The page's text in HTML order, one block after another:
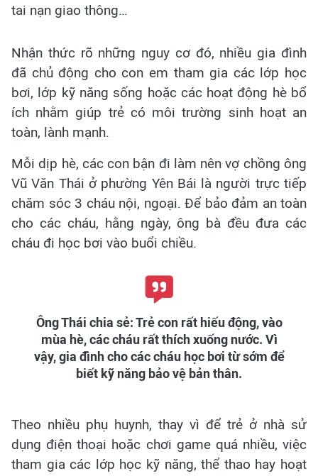
tai nạn giao thông…
Nhận thức rõ những nguy cơ đó, nhiều gia đình
đã chủ động cho con em tham gia các lớp học
bơi, lớp kỹ năng sống hoặc các hoạt động hè bổ
ích nhằm giúp trẻ có môi trường sinh hoạt an
toàn, lành mạnh.
Mỗi dịp hè, các con bận đi làm nên vợ chồng ông
Vũ Văn Thái ở phường Yên Bái là người trực tiếp
chăm sóc 3 cháu nội, ngoại. Để bảo đảm an toàn
cho các cháu, hằng ngày, ông bà đều đưa các
cháu đi học bơi vào buổi chiều.
Ông Thái chia sẻ: Trẻ con rất hiếu động, vào
mùa hè, các cháu rất thích xuống nước. Vì
vậy, gia đình cho các cháu học bơi từ sớm để
biết kỹ năng bảo vệ bản thân.
Theo nhiều phụ huynh, thay vì để trẻ ở nhà sử
dụng điện thoại hoặc chơi game quá nhiều, việc
tham gia các lớp học kỹ năng, thể thao hay hoạt